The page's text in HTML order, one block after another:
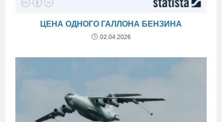
ЦЕНА ОДНОГО ГАЛЛОНА БЕНЗИНА
02.04.2026